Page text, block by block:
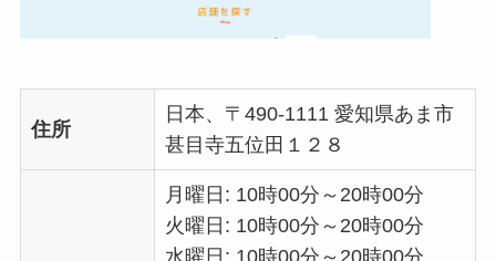
住所
日本、〒490-1111 愛知県あま市
甚目寺五位田１２８
月曜日: 10時00分～20時00分
火曜日: 10時00分～20時00分